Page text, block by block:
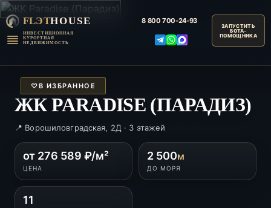
FLЭTHOUSE
ИНВЕСТИЦИОННАЯ
КУРОРТНАЯ
НЕДВИЖИМОСТЬ
8 800 700-24-93
♡В ИЗБРАННОЕ
ЖК PARADISE (ПАРАДИЗ)
📍 Ворошиловградская, 2Д · 3 этажей
от 276 589 ₽/м²
ЦЕНА
2 500м
ДО МОРЯ
11